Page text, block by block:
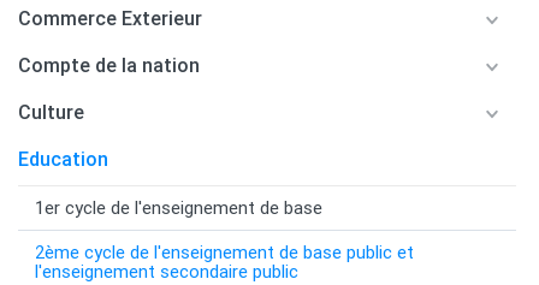
Commerce Exterieur
Compte de la nation
Culture
Education
1er cycle de l'enseignement de base
2ème cycle de l'enseignement de base public et
l'enseignement secondaire public